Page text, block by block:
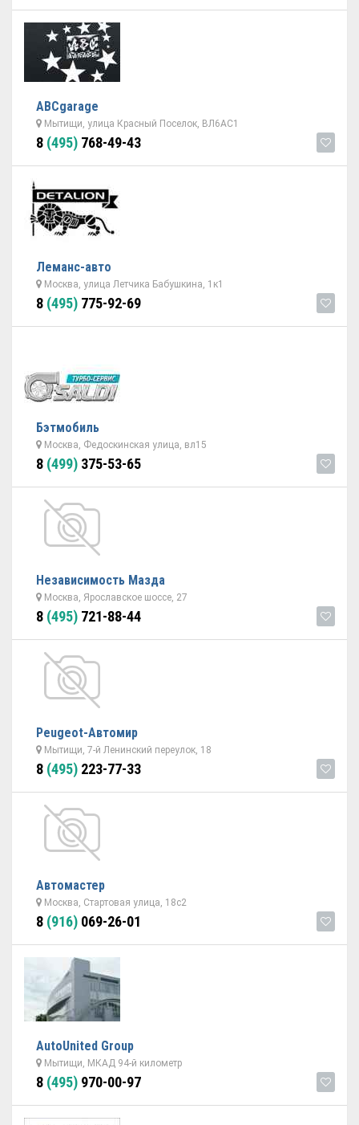
ABCgarage
Мытищи, улица Красный Поселок, ВЛ6АС1
8 (495) 768-49-43
Леманс-авто
Москва, улица Летчика Бабушкина, 1к1
8 (495) 775-92-69
Бэтмобиль
Москва, Федоскинская улица, вл15
8 (499) 375-53-65
Независимость Мазда
Москва, Ярославское шоссе, 27
8 (495) 721-88-44
Peugeot-Автомир
Мытищи, 7-й Ленинский переулок, 18
8 (495) 223-77-33
Автомастер
Москва, Стартовая улица, 18с2
8 (916) 069-26-01
AutoUnited Group
Мытищи, МКАД 94-й километр
8 (495) 970-00-97